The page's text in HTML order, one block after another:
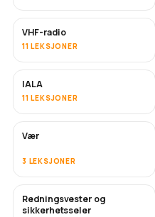
VHF-radio
11 LEKSJONER
IALA
11 LEKSJONER
Vær
3 LEKSJONER
Redningsvester og
sikkerhetsseler